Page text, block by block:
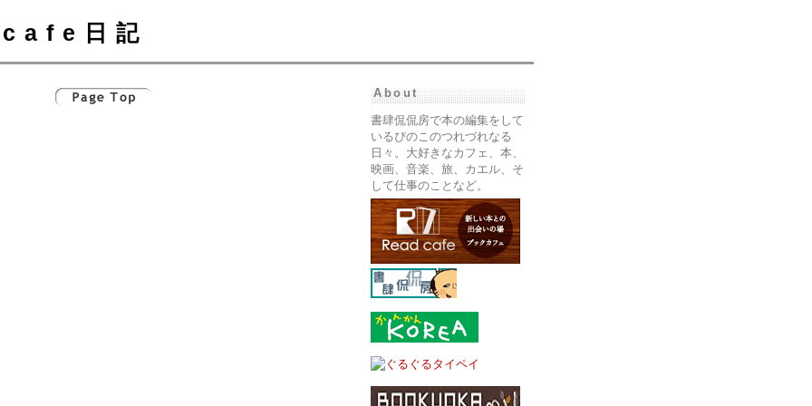
cafe日記
About
書肆侃侃房で本の編集をして
いるぴのこのつれづれなる
日々。大好きなカフェ、本、
映画、音楽、旅、カエル、そ
して仕事のことなど。